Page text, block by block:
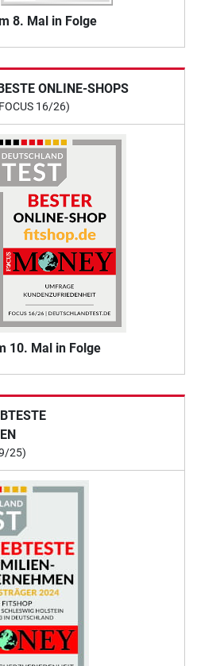
8. Mal in Folge
ONLINE-SHOPS
16/26)
10. Mal in Folge
25)